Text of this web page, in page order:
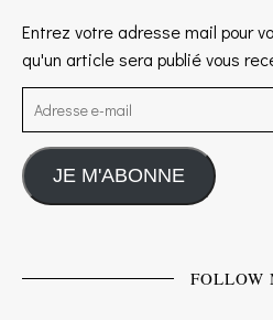
Entrez votre adresse mail pour
qu'un article sera publié vous
Adresse e-mail
JE M'ABONNE
FOLLOW